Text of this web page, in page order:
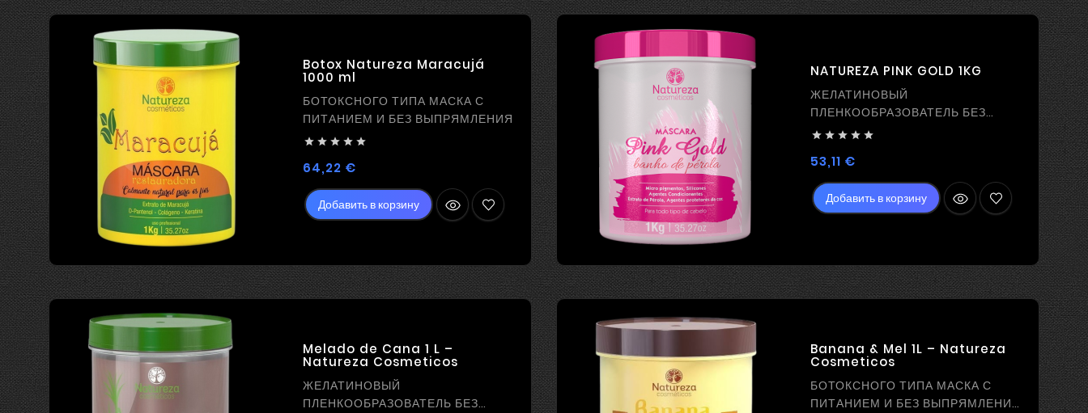
Botox Natureza Maracujá
1000 ml
БОТОКСНОГО ТИПА МАСКА С
ПИТАНИЕМ И БЕЗ ВЫПРЯМЛЕНИЯ
    
64,22 €Цена
Добавить в корзину
NATUREZA PINK GOLD 1KG
ЖЕЛАТИНОВЫЙ
ПЛЕНКООБРАЗОВАТЕЛЬ БЕЗ
ВЫПРЯМЛЕНИЯ / ЛИПИДНАЯ
    
53,11 €Цена
Добавить в корзину
Melado de Cana 1 L –
Natureza Cosmeticos
ЖЕЛАТИНОВЫЙ
ПЛЕНКООБРАЗОВАТЕЛЬ БЕЗ
Banana & Mel 1L – Natureza
Cosmeticos
БОТОКСНОГО ТИПА МАСКА С
ПИТАНИЕМ И БЕЗ ВЫПРЯМЛЕНИЯ